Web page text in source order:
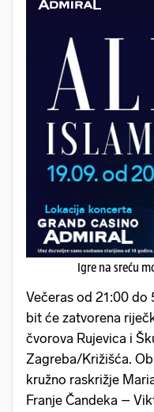
Igre na sreću
Večeras od 21:00
bit će zatvorena
čvorova Rujevica i
Zagreba/Križišća.
kružno raskrižje
Franje Čandeka –